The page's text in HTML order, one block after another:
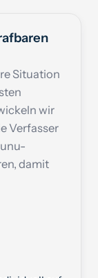
Situation
wir
Verfasser
damit